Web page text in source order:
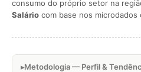
consumo do próprio setor na
Salário com base nos microdados
Metodologia — Perfil &